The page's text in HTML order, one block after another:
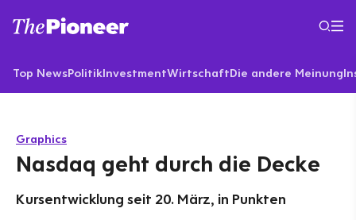
Top NewsPolitikInvestmentWirtschaftDie andere Meinung
Graphics
Nasdaq geht durch die Decke
Kursentwicklung seit 20. März, in Punkten